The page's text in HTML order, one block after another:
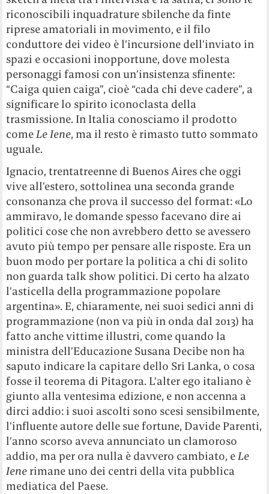
riconoscibili inquadrature sbilenche da finte
riprese amatoriali in movimento, e il filo
conduttore dei video è l’incursione dell’inviato in
spazi e occasioni inopportune, dove molesta
personaggi famosi con un’insistenza sfinente:
“Caiga quien caiga”, cioè “cada chi deve cadere”, a
significare lo spirito iconoclasta della
trasmissione. In Italia conosciamo il prodotto
comeLe Iene, ma il resto è rimasto tutto sommato
uguale.
Ignacio, trentatreenne di Buenos Aires che oggi
vive all’estero, sottolinea una seconda grande
consonanza che prova il successo del format: «Lo
ammiravo, le domande spesso facevano dire ai
politici cose che non avrebbero detto se avessero
avuto più tempo per pensare alle risposte. Era un
buon modo per portare la politica a chi di solito
non guarda talk show politici. Di certo ha alzato
l’asticella della programmazione popolare
argentina». E, chiaramente, nei suoi sedici anni di
programmazione (non va più in onda dal 2013) ha
fatto anche vittime illustri, come quando la
ministra dell’Educazione Susana Decibe non ha
saputo indicare la capitare dello Sri Lanka, o cosa
fosse il teorema di Pitagora. L’alter ego italiano è
giunto alla ventesima edizione, e non accenna a
dirci addio: i suoi ascolti sono scesi sensibilmente,
l’influente autore delle sue fortune, Davide Parenti,
l’anno scorso aveva annunciato un clamoroso
addio, ma per ora nulla è davvero cambiato, eLe
Iene rimane uno dei centri della vita pubblica
mediatica del Paese.